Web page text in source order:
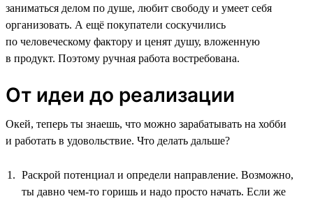
заниматься делом по душе, любит свободу и умеет себя
организовать. А ещё покупатели соскучились
по человеческому фактору и ценят душу, вложенную
в продукт. Поэтому ручная работа востребована.
От идеи до реализации
Окей, теперь ты знаешь, что можно зарабатывать на хобби
и работать в удовольствие. Что делать дальше?
Раскрой потенциал и определи направление. Возможно,
ты давно чем-то горишь и надо просто начать. Если же